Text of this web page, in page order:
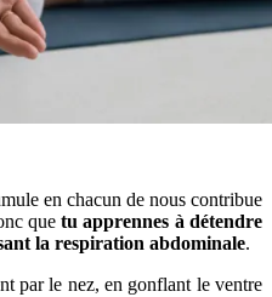
en chacun de nous contribue
quetu apprennes à détendre
la respiration abdominale.
par le nez, en gonflant le ventre